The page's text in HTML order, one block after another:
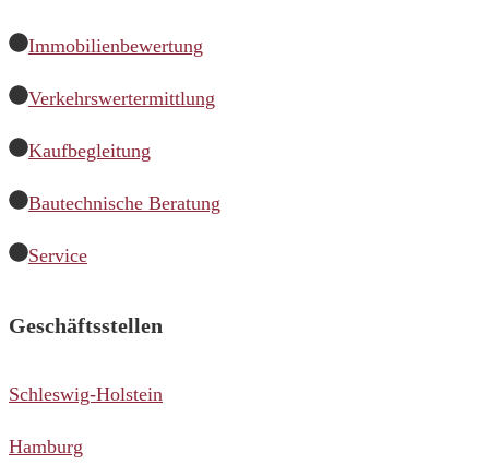
Immobilienbewertung
Verkehrswertermittlung
Kaufbegleitung
Bautechnische Beratung
Service
Geschäftsstellen
Schleswig-Holstein
Hamburg